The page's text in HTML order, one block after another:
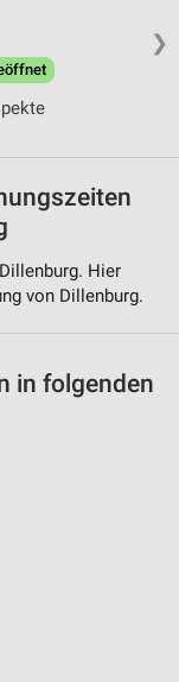
❯
Hier
von Dillenburg.
in folgenden